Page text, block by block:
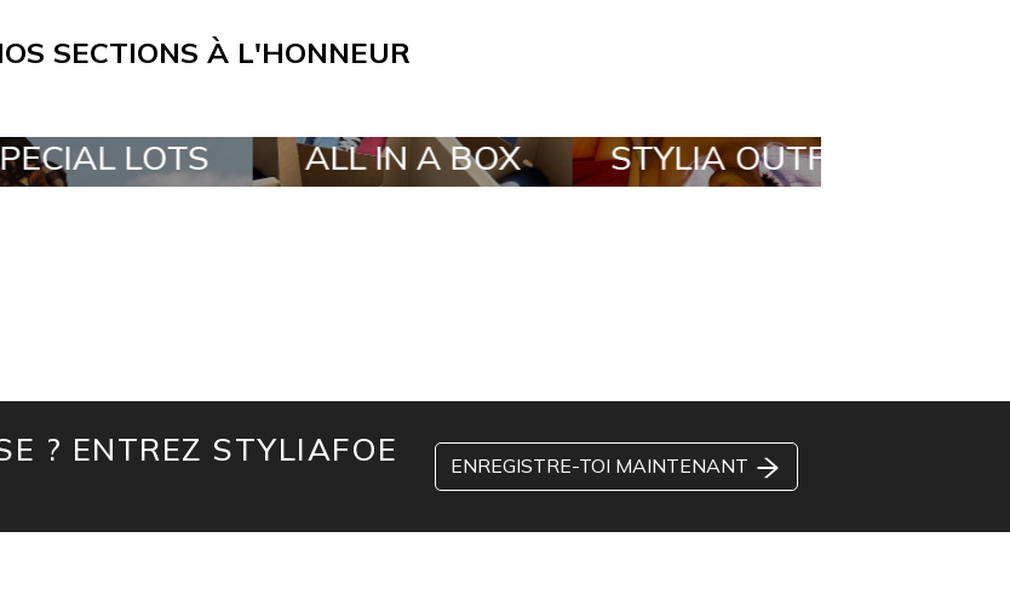
SECTIONS À L'HONNEUR
LOTS ALL IN A BOX STYLIA OUTFIT
? ENTREZ STYLIAFOE
ENREGISTRE-TOI MAINTENANT